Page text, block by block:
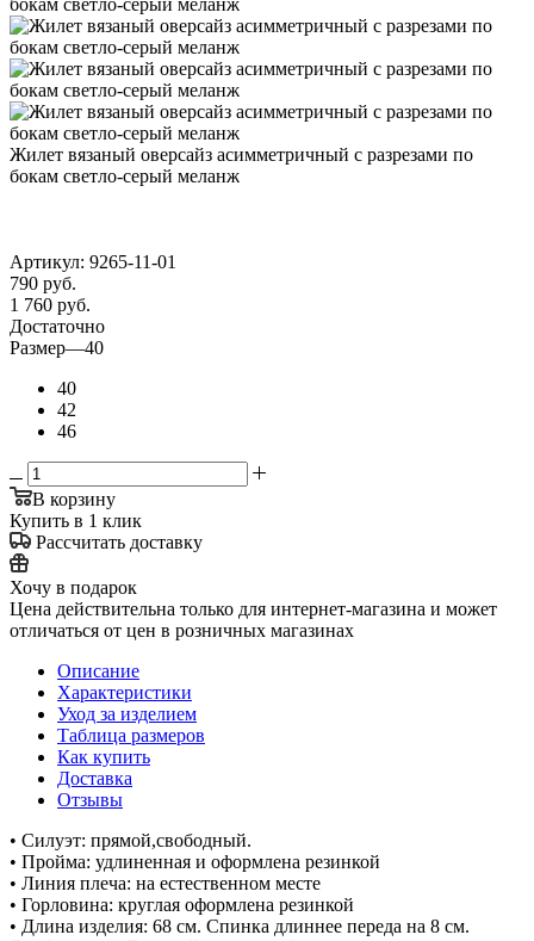
Жилет вязаный оверсайз асимметричный с разрезами по
бокам светло-серый меланж
Артикул: 9265-11-01
790 руб.
1 760 руб.
Достаточно
Размер—40
40
42
46
В корзину
Купить в 1 клик
Рассчитать доставку
Хочу в подарок
Цена действительна только для интернет-магазина и может
отличаться от цен в розничных магазинах
Описание
Характеристики
Уход за изделием
Таблица размеров
Как купить
Доставка
Отзывы
• Силуэт: прямой,свободный.
• Пройма: удлиненная и оформлена резинкой
• Линия плеча: на естественном месте
• Горловина: круглая оформлена резинкой
• Длина изделия: 68 см. Спинка длиннее переда на 8 см.